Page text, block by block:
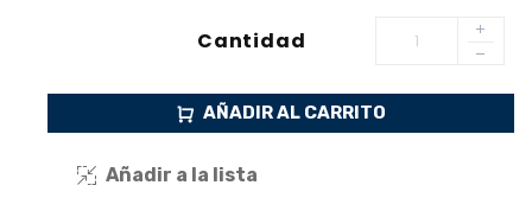
Cantidad
AÑADIR AL CARRITO
Añadir a la lista